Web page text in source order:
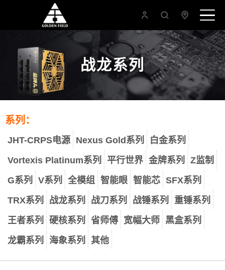
战龙系列
系列：
JHT-CRPS电源 Nexus Gold系列
白金系列
Vortexis Platinum系列
平行世界 金牌系列
Z监制
G系列
V系列 全模组 智能眼 智能芯 SFX系列
TRX系列
战龙系列 战刀系列 战锤系列
重锤系列
王者系列
硬核系列 省师傅 宽幅大师
黑盒系列
龙霸系列
海象系列 其他